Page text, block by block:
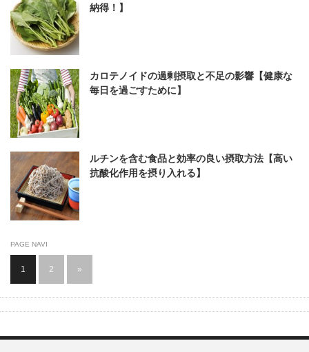
納得！】
カロテノイドの過剰摂取と不足の影響【健康な
毎日を過ごすために】
ルチンを含む食品と効率の良い摂取方法【高い
抗酸化作用を摂り入れる】
PAGE NAVI
1 2 »